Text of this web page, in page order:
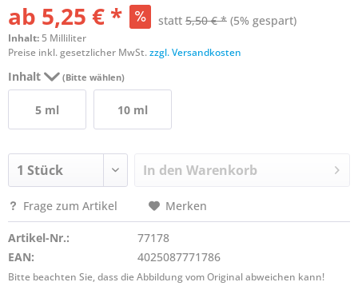
ab 5,25 € * statt 5,50 € * (5% gespart)
Inhalt: 5 Milliliter
Preise inkl. gesetzlicher MwSt.zzgl. Versandkosten
Inhalt (Bitte wählen)
5 ml 10 ml
In den Warenkorb
Frage zum Artikel Merken
Artikel-Nr.:
77178
EAN:
4025087771786
Bitte beachten Sie, dass die Abbildung vom Original abweichen kann!